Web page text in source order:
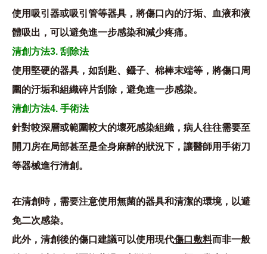
使用吸引器或吸引管等器具，將傷口內的汙垢、血液和液
體吸出，可以避免進一步感染和減少疼痛。
清創方法3. 刮除法
使用堅硬的器具，如刮匙、鑷子、棉棒末端等，將傷口周
圍的汙垢和組織碎片刮除，避免進一步感染。
清創方法4. 手術法
針對較深層或範圍較大的壞死感染組織，病人往往需要至
開刀房在局部甚至是全身麻醉的狀況下，讓醫師用手術刀
等器械進行清創。
在清創時，需要注意使用無菌的器具和清潔的環境，以避
免二次感染。
此外，清創後的傷口建議可以使用現代傷口敷料而非一般